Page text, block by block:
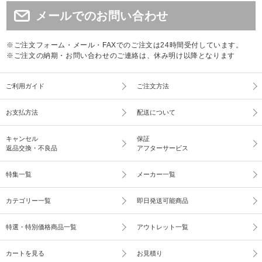
メールでのお問い合わせ
※ご注文フォーム・メール・FAXでのご注文は24時間受付しています。
※ご注文の納期・お問い合わせのご連絡は、休み明け以降となります
ご利用ガイド ご注文方法
お支払方法 配送について
キャンセル
返品交換・不良品
保証
アフターサービス
特集一覧 メーカー一覧
カテゴリー一覧 即日発送可能商品
特選・特別価格商品一覧 アウトレット一覧
カートを見る お見積り